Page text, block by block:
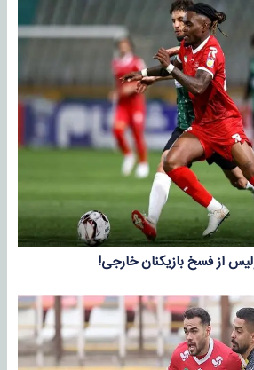
از فسخ بازیکنان خارجی!